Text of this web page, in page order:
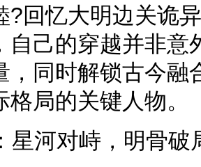
?回忆大明边关诡
自己的穿越并非意
，同时解锁古今融
格局的关键人物。
星河对峙，明骨破